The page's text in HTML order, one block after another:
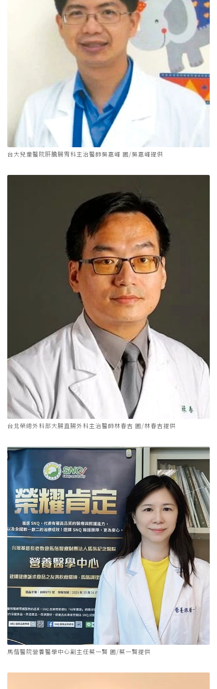
台大兒童醫院肝膽腸胃科主治醫師吳嘉峰 圖/吳嘉峰提供
台北榮總外科部大腸直腸外科主治醫師林春吉 圖/林春吉提供
馬偕醫院營養醫學中心副主任蔡一賢 圖/蔡一賢提供